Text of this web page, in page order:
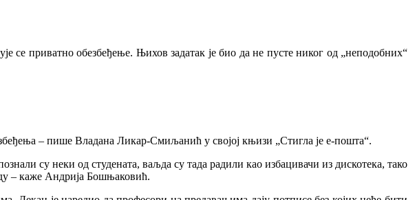
се приватно обезбеђење. Њихов задатак је био да не пусте никог од „неподобних“
– пише Владана Ликар-Смиљанић у својој књизи „Стигла је е-пошта“.
су неки од студената, ваљда су тада радили као избацивачи из дискотека, тако
– каже Андрија Бошњаковић.